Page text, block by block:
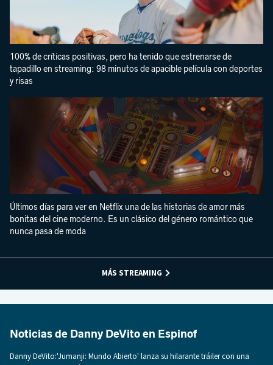
100% de críticas positivas, pero ha tenido que estrenarse de
tapadillo en streaming: 98 minutos de apacible película con deportes
y risas
Últimos días para ver en Netflix una de las historias de amor más
bonitas del cine moderno. Es un clásico del género romántico que
nunca pasa de moda
MÁS STREAMING
Noticias de Danny DeVito en Espinof
Danny DeVito:'Jumanji: Mundo Abierto' lanza su hilarante tráiler con una